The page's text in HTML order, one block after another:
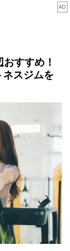
すすめ！
スジムを